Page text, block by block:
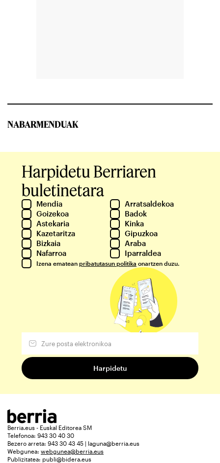
NABARMENDUAK
Harpidetu Berriaren
buletinetara
Mendia
Arratsaldekoa
Goizekoa
Badok
Astekaria
Kinka
Kazetaritza
Gipuzkoa
Bizkaia
Araba
Nafarroa
Iparraldea
Izena ematean pribatutasun politika onartzen duzu.
Berria.eus - Euskal Editorea SM
Telefonoa: 943 30 40 30
Bezero arreta: 943 30 43 45 | laguna@berria.eus
Webgunea: webgunea@berria.eus
Publizitatea: publi@bidera.eus